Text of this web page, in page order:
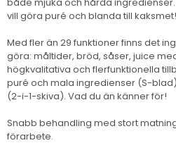
vill göra puré och blanda till kaksmet!
Med fler än 29 funktioner finns det
göra: måltider, bröd, såser, juice
högkvalitativa och flerfunktionella
puré och mala ingredienser (S-
(2-i-1-skiva). Vad du än känner för!
Snabb behandling med stort
förarbete.